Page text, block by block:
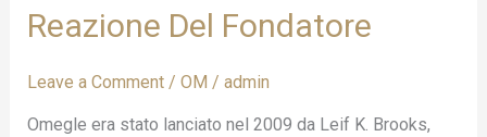
Reazione Del Fondatore
Leave a Comment / OM / admin
Omegle era stato lanciato nel 2009 da Leif K. Brooks,
Video
Travolto
Scandali: